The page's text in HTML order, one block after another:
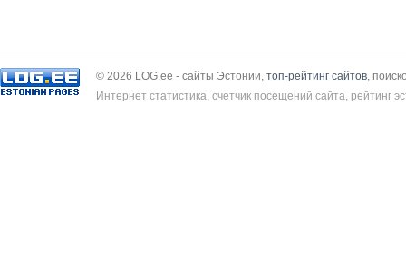
© 2026 LOG.ee - сайты Эстонии, топ-рейтинг сайтов ,
Интернет статистика, счетчик посещений сайта, рейтинг